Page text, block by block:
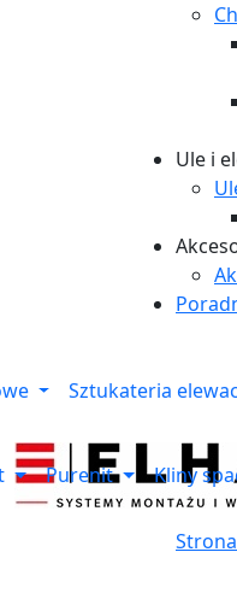
Ule i
Sztukateria
Purenit Kliny